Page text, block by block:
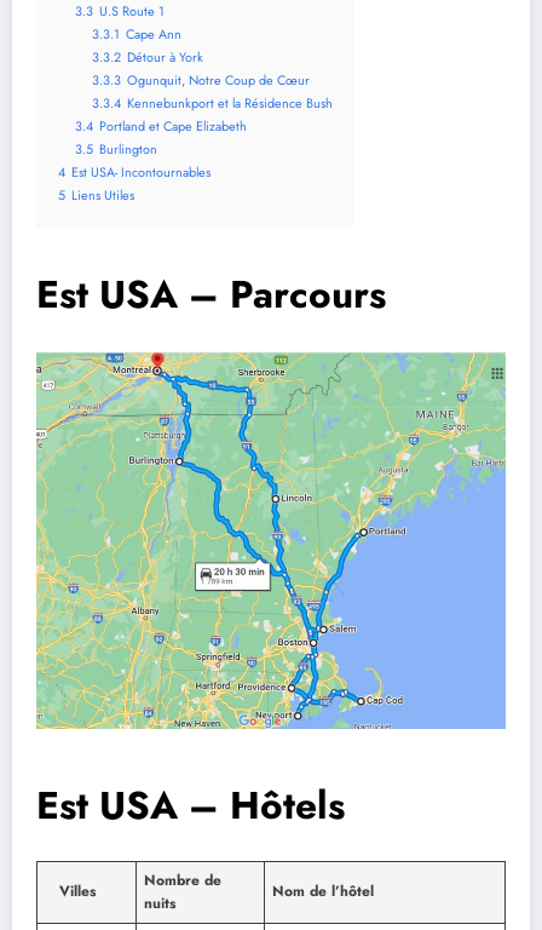
3.3 U.S Route 1
3.3.1 Cape Ann
3.3.2 Détour à York
3.3.3 Ogunquit, Notre Coup de Cœur
3.3.4 Kennebunkport et la Résidence Bush
3.4 Portland et Cape Elizabeth
3.5 Burlington
4 Est USA- Incontournables
5 Liens Utiles
Est USA – Parcours
Est USA – Hôtels
Villes
Nombre de
nuits
Nom de l’hôtel